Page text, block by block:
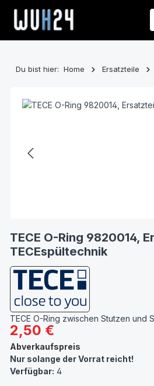
Zum Hauptinhalt springen
Du bist hier: Home Ersatzteile
TECE O-Ring 9820014,
TECEspültechnik
TECE O-Ring zwischen Stutzen und
Regulärer Preis:
2,50 €
Abverkaufspreis
Nur solange der Vorrat reicht!
Verfügbar: 4